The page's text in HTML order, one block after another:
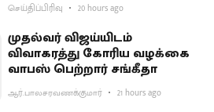
செய்திப்பிரிவு 20 hours ago
முதல்வர் விஜய்யிடம்
விவாகரத்து கோரிய வழக்கை
வாபஸ் பெற்றார் சங்கீதா
ஆர்.பாலசரவணக்குமார் 21 hours ago